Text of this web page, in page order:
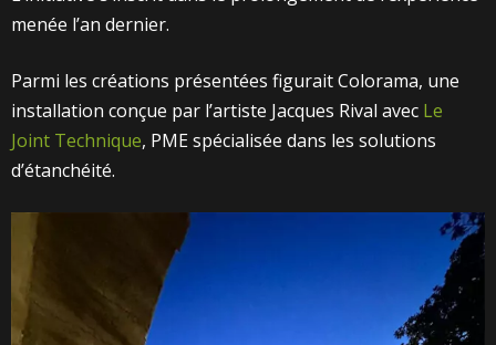
menée l’an dernier.
Parmi les créations présentées figurait Colorama, une
installation conçue par l’artiste Jacques Rival avec Le
Joint Technique, PME spécialisée dans les solutions
d’étanchéité.